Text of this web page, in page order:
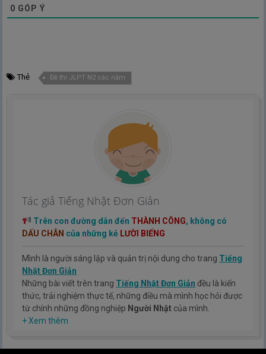
0 GÓP Ý
Thẻ Đề thi JLPT N2 các năm
Tác giả Tiếng Nhật Đơn Giản
Trên con đường dẫn đến THÀNH CÔNG, không có
DẤU CHÂN của những kẻ LƯỜI BIẾNG
Mình là người sáng lập và quản trị nội dung cho trang Tiếng
Nhật Đơn Giản
Những bài viết trên trang Tiếng Nhật Đơn Giản đều là kiến
thức, trải nghiệm thực tế, những điều mà mình học hỏi được
từ chính những đồng nghiệp Người Nhật của mình.
Hy vọng rằng kinh nghiệm mà mình có được sẽ giúp các bạn
+ Xem thêm